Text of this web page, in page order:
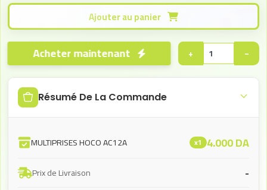
−
+
Acheter maintenant
Résumé De La Commande
MULTIPRISES HOCO AC12A x1 4.000DA
Prix de Livraison -